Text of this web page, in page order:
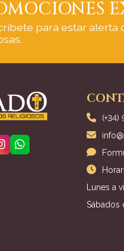
para estar alerta
(+34)
Lunes a
Sábados